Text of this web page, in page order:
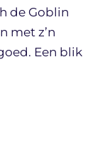
de Goblin
met z’n
Een blik